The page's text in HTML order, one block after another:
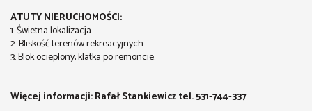
ATUTY NIERUCHOMOŚCI:
1. Świetna lokalizacja.
2. Bliskość terenów rekreacyjnych.
3. Blok ocieplony, klatka po remoncie.
Więcej informacji: Rafał Stankiewicz tel. 531-744-337